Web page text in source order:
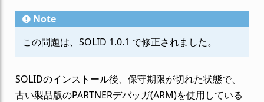
Note
この問題は、SOLID 1.0.1 で修正されました。
SOLIDのインストール後、保守期限が切れた状態で、
古い製品版のPARTNERデバッガ(ARM)を使用している